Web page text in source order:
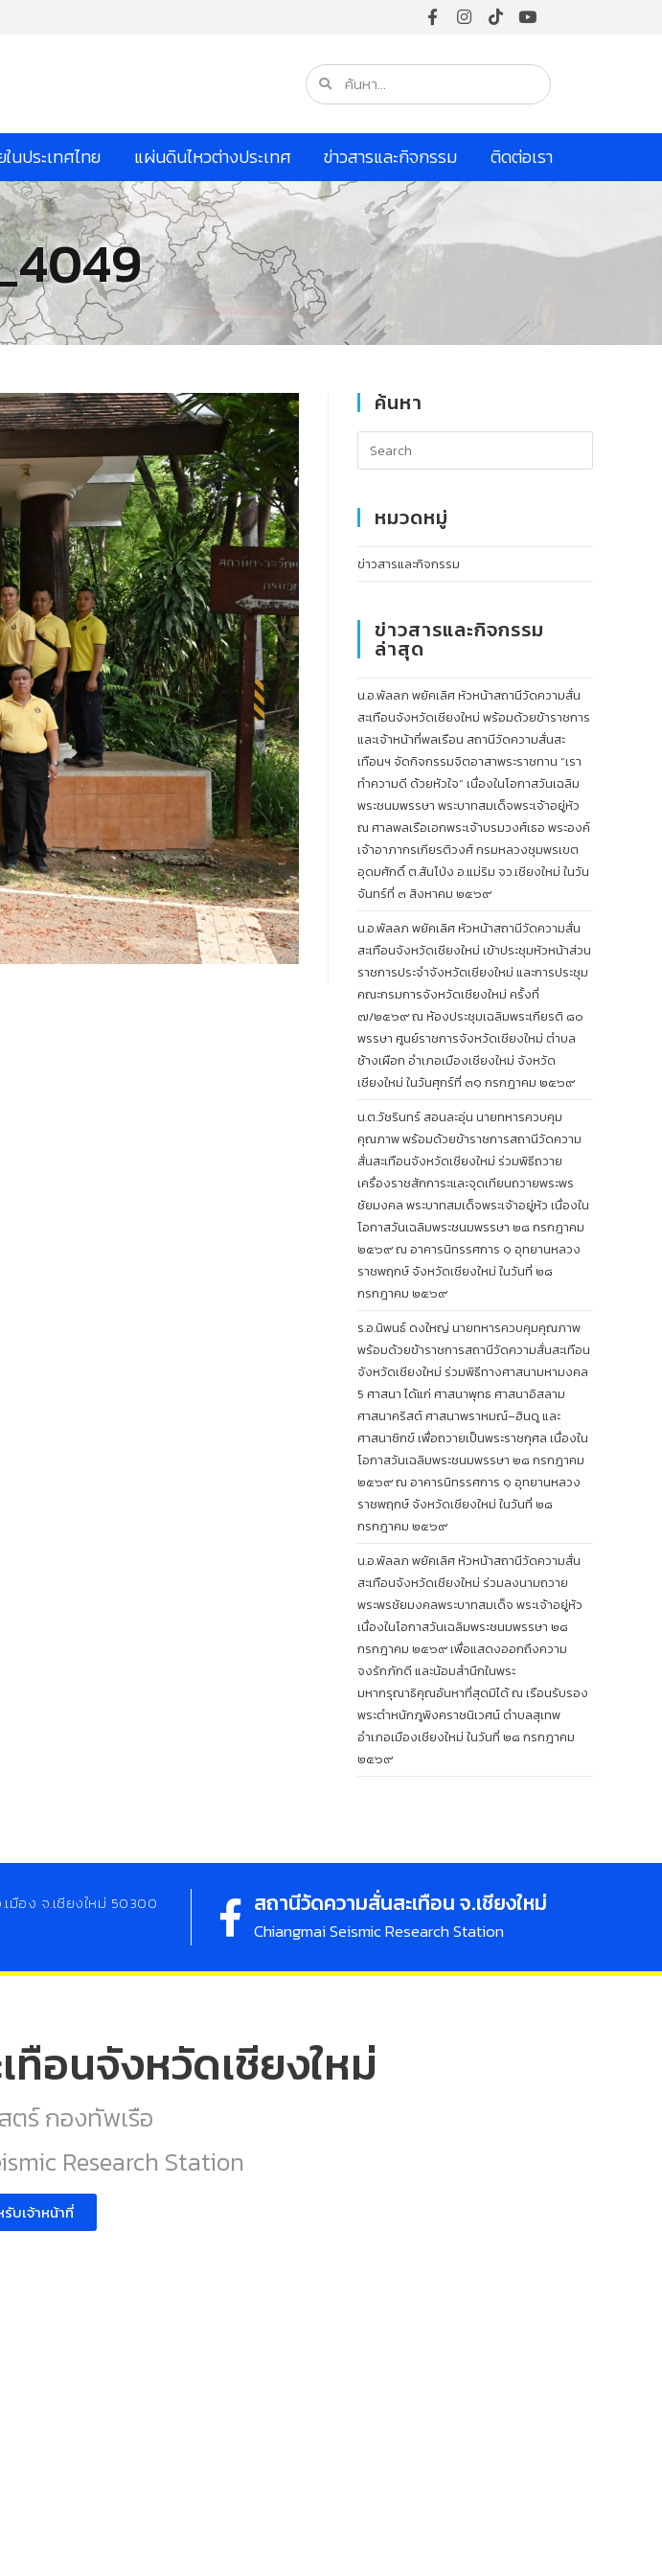
นประเทศไทย แผ่นดินไหวต่างประเทศ ข่าวสารและกิจกรรม ติดต่อเรา
ค้นหา
หมวดหมู่
ข่าวสารและกิจกรรม
ข่าวสารและกิจกรรม
ล่าสุด
น.อ.พัลลภ พยัคเลิศ หัวหน้าสถานีวัดความสั่น
สะเทือนจังหวัดเชียงใหม่ พร้อมด้วยข้าราชการ
และเจ้าหน้าที่พลเรือน สถานีวัดความสั่นสะ
เทือนฯ จัดกิจกรรมจิตอาสาพระราชทาน “เรา
ทำความดี ด้วยหัวใจ” เนื่องในโอกาสวันเฉลิม
พระชนมพรรษา พระบาทสมเด็จพระเจ้าอยู่หัว
ณ ศาลพลเรือเอกพระเจ้าบรมวงศ์เธอ พระองค์
เจ้าอาภากรเกียรติวงศ์ กรมหลวงชุมพรเขต
อุดมศักดิ์ ต.สันโป่ง อ.แม่ริม จว.เชียงใหม่ ในวัน
จันทร์ที่ ๓ สิงหาคม ๒๕๖๙
น.อ.พัลลภ พยัคเลิศ หัวหน้าสถานีวัดความสั่น
สะเทือนจังหวัดเชียงใหม่ เข้าประชุมหัวหน้าส่วน
ราชการประจำจังหวัดเชียงใหม่ และการประชุม
คณะกรมการจังหวัดเชียงใหม่ ครั้งที่
๗/๒๕๖๙ ณ ห้องประชุมเฉลิมพระเกียรติ ๘๐
พรรษา ศูนย์ราชการจังหวัดเชียงใหม่ ตำบล
ช้างเผือก อำเภอเมืองเชียงใหม่ จังหวัด
เชียงใหม่ ในวันศุกร์ที่ ๓๑ กรกฎาคม ๒๕๖๙
น.ต.วัชรินทร์ สอนละอุ่น นายทหารควบคุม
คุณภาพ พร้อมด้วยข้าราชการสถานีวัดความ
สั่นสะเทือนจังหวัดเชียงใหม่ ร่วมพิธีถวาย
เครื่องราชสักการะและจุดเทียนถวายพระพร
ชัยมงคล พระบาทสมเด็จพระเจ้าอยู่หัว เนื่องใน
โอกาสวันเฉลิมพระชนมพรรษา ๒๘ กรกฎาคม
๒๕๖๙ ณ อาคารนิทรรศการ ๑ อุทยานหลวง
ราชพฤกษ์ จังหวัดเชียงใหม่ ในวันที่ ๒๘
กรกฎาคม ๒๕๖๙
ร.อ.นิพนธ์ ดงใหญ่ นายทหารควบคุมคุณภาพ
พร้อมด้วยข้าราชการสถานีวัดความสั่นสะเทือน
จังหวัดเชียงใหม่ ร่วมพิธีทางศาสนามหามงคล
5 ศาสนา ได้แก่ ศาสนาพุทธ ศาสนาอิสลาม
ศาสนาคริสต์ ศาสนาพราหมณ์–ฮินดู และ
ศาสนาซิกข์ เพื่อถวายเป็นพระราชกุศล เนื่องใน
โอกาสวันเฉลิมพระชนมพรรษา ๒๘ กรกฎาคม
๒๕๖๙ ณ อาคารนิทรรศการ ๑ อุทยานหลวง
ราชพฤกษ์ จังหวัดเชียงใหม่ ในวันที่ ๒๘
กรกฎาคม ๒๕๖๙
น.อ.พัลลภ พยัคเลิศ หัวหน้าสถานีวัดความสั่น
สะเทือนจังหวัดเชียงใหม่ ร่วมลงนามถวาย
พระพรชัยมงคลพระบาทสมเด็จ พระเจ้าอยู่หัว
เนื่องในโอกาสวันเฉลิมพระชนมพรรษา ๒๘
กรกฎาคม ๒๕๖๙ เพื่อแสดงออกถึงความ
จงรักภักดี และน้อมสำนึกในพระ
มหากรุณาธิคุณอันหาที่สุดมิได้ ณ เรือนรับรอง
พระตำหนักภูพิงคราชนิเวศน์ ตำบลสุเทพ
อำเภอเมืองเชียงใหม่ ในวันที่ ๒๘ กรกฎาคม
๒๕๖๙
มือง จ.เชียงใหม่ 50300 สถานีวัดความสั่นสะเทือน จ.เชียงใหม่
Chiangmai Seismic Research Station
อนจังหวัดเชียงใหม่
ร์ กองทัพเรือ
Research Station
รับเจ้าหน้าที่